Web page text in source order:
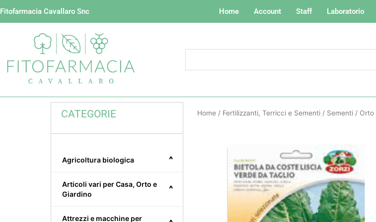
Vai
Fitofarmacia Cavallaro Snc Home Account Staff Laboratorio
CATEGORIE
^
Agricoltura biologica
^
Articoli vari per Casa, Orto e
Giardino
Attrezzi e macchine per
Home / Fertilizzanti, Terricci e Sementi / Sementi / Orto